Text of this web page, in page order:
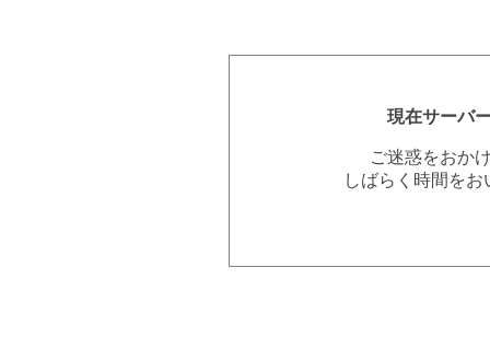
現在サーバ
ご迷惑をおか
しばらく時間を